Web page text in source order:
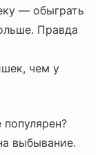
— обыграть
Правда
чем у
выбывание.